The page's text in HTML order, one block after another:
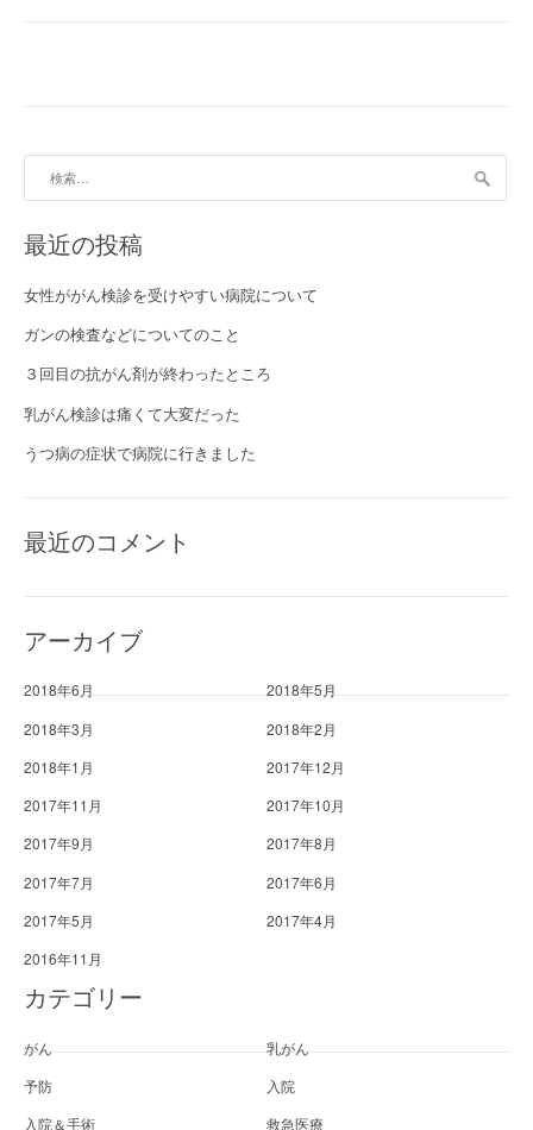
最近の投稿
女性ががん検診を受けやすい病院について
ガンの検査などについてのこと
３回目の抗がん剤が終わったところ
乳がん検診は痛くて大変だった
うつ病の症状で病院に行きました
最近のコメント
アーカイブ
2018年6月
2018年5月
2018年3月
2018年2月
2018年1月
2017年12月
2017年11月
2017年10月
2017年9月
2017年8月
2017年7月
2017年6月
2017年5月
2017年4月
2016年11月
カテゴリー
がん
乳がん
予防
入院
入院＆手術
救急医療